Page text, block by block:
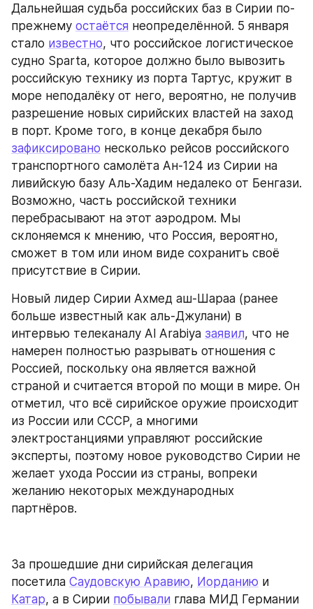
Дальнейшая судьба российских баз в Сирии по-
прежнему остаётся неопределённой. 5 января
стало известно, что российское логистическое
судно Sparta, которое должно было вывозить
российскую технику из порта Тартус, кружит в
море неподалёку от него, вероятно, не получив
разрешение новых сирийских властей на заход
зафиксировано несколько рейсов российского
транспортного самолёта Ан-124 из Сирии на
ливийскую базу Аль-Хадим недалеко от Бенгази.
Возможно, часть российской техники
перебрасывают на этот аэродром. Мы
склоняемся к мнению, что Россия, вероятно,
сможет в том или ином виде сохранить своё
присутствие в Сирии.
Новый лидер Сирии Ахмед аш-Шараа (ранее
больше известный как аль-Джулани) в
интервью телеканалу Al Arabiya заявил, что не
намерен полностью разрывать отношения с
Россией, поскольку она является важной
страной и считается второй по мощи в мире. Он
отметил, что всё сирийское оружие происходит
из России или СССР, а многими
электростанциями управляют российские
эксперты, поэтому новое руководство Сирии не
желает ухода России из страны, вопреки
желанию некоторых международных
партнёров.
За прошедшие дни сирийская делегация
посетила Саудовскую Аравию, Иорданию
Катар, а в Сирии побывали глава МИД Германии